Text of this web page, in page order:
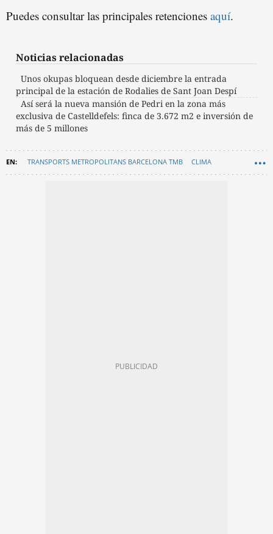
Puedes consultar las principales retenciones aquí.
Noticias relacionadas
Unos okupas bloquean desde diciembre la entrada
principal de la estación de Rodalies de Sant Joan Despí
Así será la nueva mansión de Pedri en la zona más
exclusiva de Castelldefels: finca de 3.672 m2 e inversión de
más de 5 millones
TRANSPORTS METROPOLITANS BARCELONA TMB CLIMA